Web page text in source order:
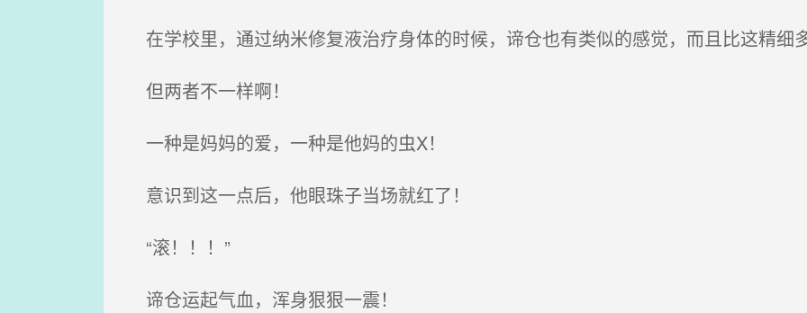
在学校里，通过纳米修复液治疗身体的时候，谛仓也有类似的感觉，而且比这精细
但两者不一样啊！
一种是妈妈的爱，一种是他妈的虫X！
意识到这一点后，他眼珠子当场就红了！
“滚！！！”
谛仓运起气血，浑身狠狠一震！